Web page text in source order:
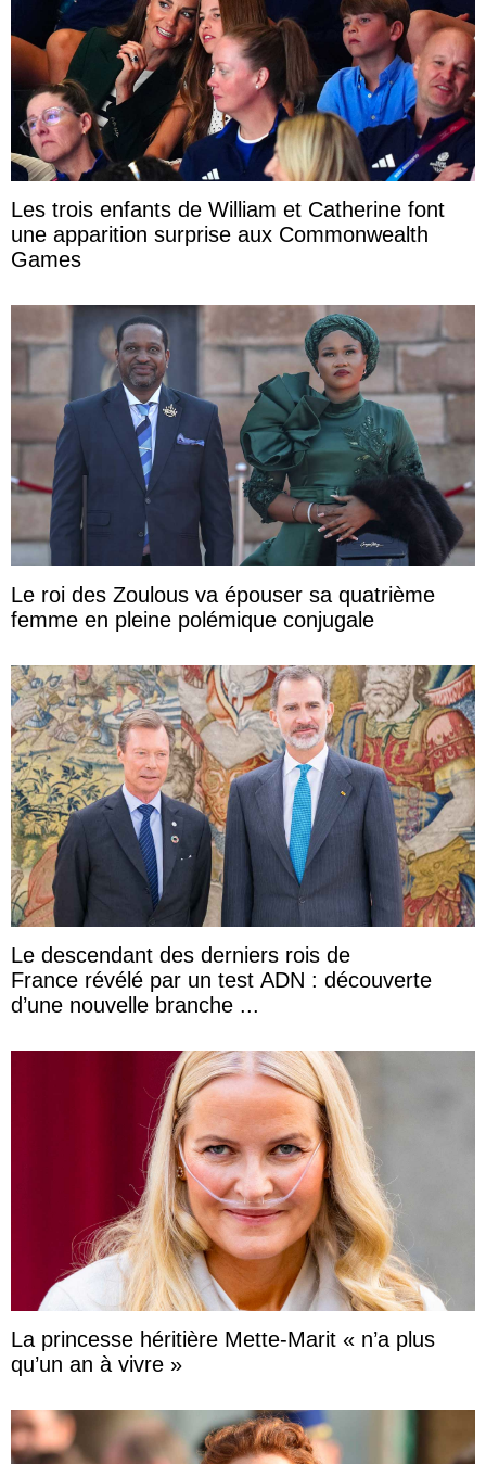
Les trois enfants de William et Catherine font
une apparition surprise aux Commonwealth
Games
Le roi des Zoulous va épouser sa quatrième
femme en pleine polémique conjugale
Le descendant des derniers rois de
France révélé par un test ADN : découverte
d’une nouvelle branche ...
La princesse héritière Mette-Marit « n’a plus
qu’un an à vivre »